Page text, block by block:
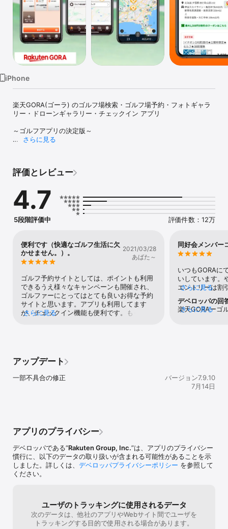
iPhone
楽天GORA(ゴーラ) のゴルフ場検索・ゴルフ場予約・フォトギャラ
リー・ドローンギャラリー・チェックイン アプリ
～ゴルフアプリの決定版～
ランの検索が可能。昼食付きなどのお得なプランやコンペプランも
れるギャラリー機能やゴルフ場でのチェックイン機能も便利です。
■■すべてのゴルファー必携の「ゴルフ場予約 - 楽天GORA（ゴー
ラ）」■■
・今から予約できるゴルフ場、行きたいゴルフ場が見つかる
・全国約1,900カ所のゴルフ場から予約可能！フォトギャラリーでコ
ースの下見もできる！
・シンプルな操作画面でラウンド中にも使いやすい仕様！
■アプリの特徴■
【ゴルフ場予約（ゴルフ場検索）】
1)検索項目のカスタマイズ
検索項目を使いやすい配置に変更可能。項目の追加や削除で自分仕
・コース種別
・コース形状
・料金（総額）
・スタート時間　など
2)MY検索条件
のゴルフ場検索条件を保存して簡単にコースを探すことができま
す。お気に入りのゴルフ場検索パターンは10件まで登録可能です。
ゴルフ場予約をラクに済ませましょう！
する手間が省けてとても便利！
・取引先とのゴルフコンペは千葉で8時スタートがお決まり
・友達とのゴルフは、カート付・昼食付ゴルフ場が定番
さらに見る
評価とレビュー
4.7
5段階評価中 評価件数：12万
便利です（快適なゴルフ生活に欠
かせません。）。
2021/03/28
あばた～
ゴルフ予約サイトとしては、ポイントも利用
できるうえ様々なキャンペーンも開催され、
ゴルファーにとってはとても良いお得な予約
サイトと思います。アプリも利用してます
が、チェックイン機能も便利です。もっとチ
入れてくれる事を期待します。ゴルフ好きの
個人的な願望ですが、通常予約･1人予約とも
に、パック作りをお願いしたいですね。企画
案：北海道1人予約弾丸パックツアー（数日
ね。第2位の兵庫県にも行きたいですね。以
上、一地方在住ゴルファーからのレビューで
さらに見る
同好会メンバー
いつもGORAに
いしています。
エントリーは割
年に一回の
購入して取切戦
これからも
さらに見る
デベロッパの回
楽天GORAーゴ
さらに見る
アップデート
一部不具合の修正
バージョン7.9.10
7月14日
アプリのプライバシー
デベロッパである“Rakuten Group, Inc.”は、アプリのプライバシー
慣行に、以下のデータの取り扱いが含まれる可能性があることを示
しました。詳しくは、 デベロッパプライバシーポリシー を参照して
ください。
ユーザのトラッキングに使用されるデータ
次のデータは、他社のアプリやWebサイト間でユーザを
トラッキングする目的で使用される場合があります。